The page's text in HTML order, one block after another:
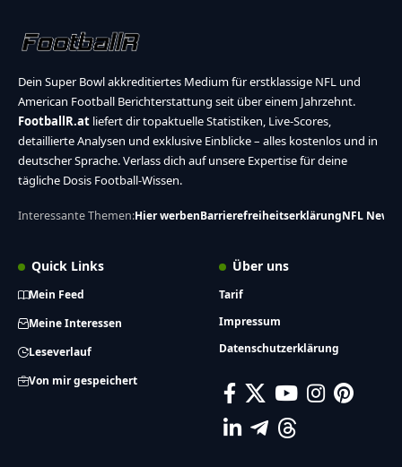
Dein Super Bowl akkreditiertes Medium für erstklassige NFL und
American Football Berichterstattung seit über einem Jahrzehnt.
FootballR.at liefert dir topaktuelle Statistiken, Live-Scores,
detaillierte Analysen und exklusive Einblicke – alles kostenlos und in
deutscher Sprache. Verlass dich auf unsere Expertise für deine
tägliche Dosis Football-Wissen.
Interessante Themen:Hier werbenBarrierefreiheitserklärungNFL News
Quick Links
Mein Feed
Meine Interessen
Leseverlauf
Von mir gespeichert
Über uns
Tarif
Impressum
Datenschutzerklärung